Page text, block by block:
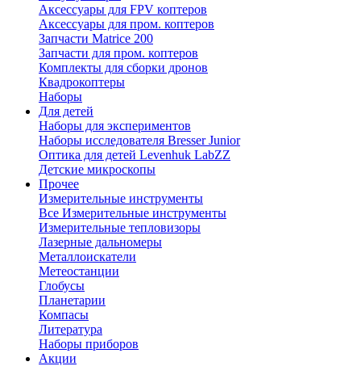
Аксессуары для FPV коптеров
Аксессуары для пром. коптеров
Запчасти Matrice 200
Запчасти для пром. коптеров
Комплекты для сборки дронов
Квадрокоптеры
Наборы
Для детей
Наборы для экспериментов
Наборы исследователя Bresser Junior
Оптика для детей Levenhuk LabZZ
Детские микроскопы
Прочее
Измерительные инструменты
Все Измерительные инструменты
Измерительные тепловизоры
Лазерные дальномеры
Металлоискатели
Метеостанции
Глобусы
Планетарии
Компасы
Литература
Наборы приборов
Акции